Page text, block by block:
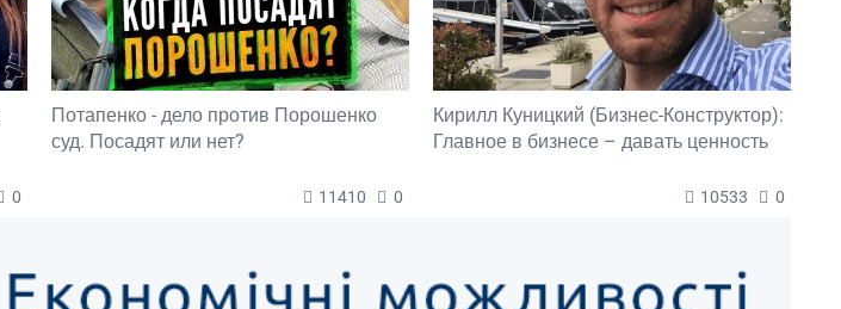
0
Потапенко - дело против Порошенко
суд. Посадят или нет?
11410 0
Кирилл Куницкий (Бизнес-Конструктор):
Главное в бизнесе – давать ценность
10533 0